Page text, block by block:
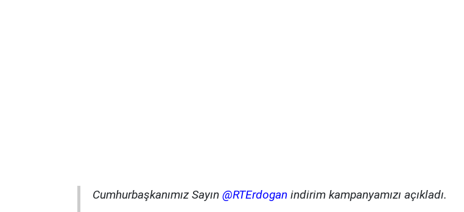
Cumhurbaşkanımız Sayın @RTErdogan indirim kampanyamızı açıkladı.